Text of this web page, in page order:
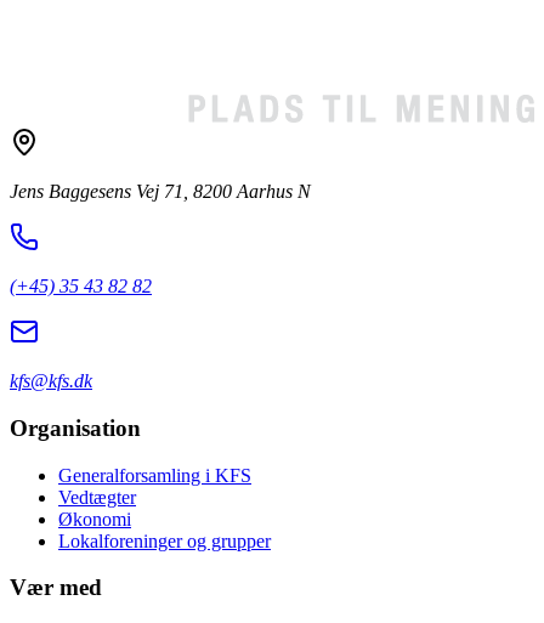
Jens Baggesens Vej 71, 8200 Aarhus N
(+45) 35 43 82 82
kfs@kfs.dk
Organisation
Generalforsamling i KFS
Vedtægter
Økonomi
Lokalforeninger og grupper
Vær med